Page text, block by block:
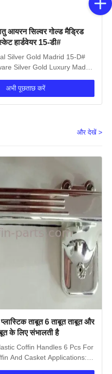
आयरन सिल्वर गोल्ड मैड्रिड
हार्डवेयर 15-डी#
Silver Gold Madrid 15-D#
Silver Gold Luxury Madrid
अभी पूछताछ करें
और देखें >
ताबूत 6 ताबूत ताबूत और
के लिए संभालती है
Coffin Handles 6 Pcs For
And Casket Applications: